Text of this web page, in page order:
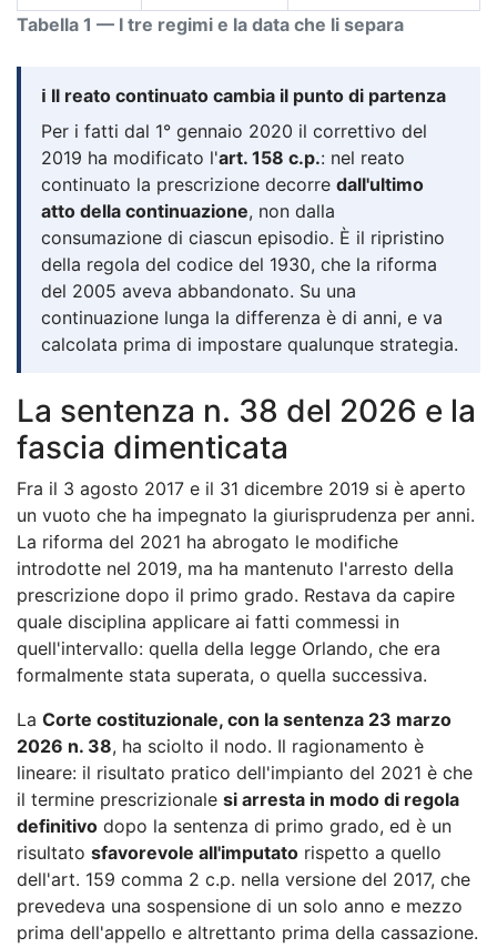
Tabella 1 — I tre regimi e la data che li separa
ℹ️ Il reato continuato cambia il punto di partenza
Per i fatti dal 1° gennaio 2020 il correttivo del
2019 ha modificato l'art. 158 c.p.: nel reato
continuato la prescrizione decorre dall'ultimo
atto della continuazione, non dalla
consumazione di ciascun episodio. È il ripristino
della regola del codice del 1930, che la riforma
del 2005 aveva abbandonato. Su una
continuazione lunga la differenza è di anni, e va
calcolata prima di impostare qualunque strategia.
La sentenza n. 38 del 2026 e la
fascia dimenticata
Fra il 3 agosto 2017 e il 31 dicembre 2019 si è aperto
un vuoto che ha impegnato la giurisprudenza per anni.
La riforma del 2021 ha abrogato le modifiche
introdotte nel 2019, ma ha mantenuto l'arresto della
prescrizione dopo il primo grado. Restava da capire
quale disciplina applicare ai fatti commessi in
quell'intervallo: quella della legge Orlando, che era
formalmente stata superata, o quella successiva.
La Corte costituzionale, con la sentenza 23 marzo
2026 n. 38, ha sciolto il nodo. Il ragionamento è
lineare: il risultato pratico dell'impianto del 2021 è che
il termine prescrizionale si arresta in modo di regola
definitivo dopo la sentenza di primo grado, ed è un
risultato sfavorevole all'imputato rispetto a quello
dell'art. 159 comma 2 c.p. nella versione del 2017, che
prevedeva una sospensione di un solo anno e mezzo
prima dell'appello e altrettanto prima della cassazione.